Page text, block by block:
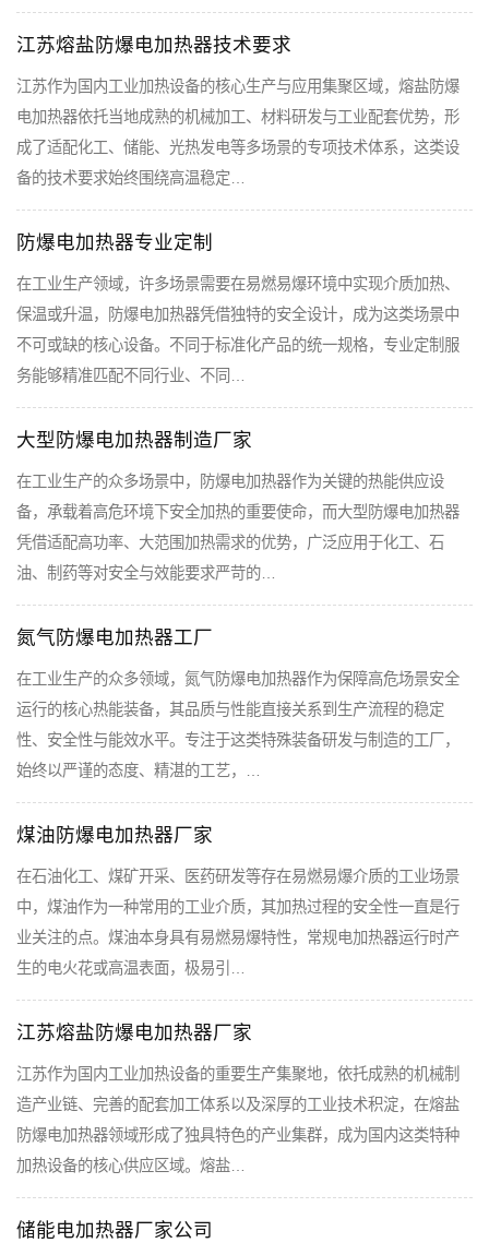
江苏熔盐防爆电加热器技术要求
江苏作为国内工业加热设备的核心生产与应用集聚区域，熔盐防爆
电加热器依托当地成熟的机械加工、材料研发与工业配套优势，形
成了适配化工、储能、光热发电等多场景的专项技术体系，这类设
备的技术要求始终围绕高温稳定…
防爆电加热器专业定制
在工业生产领域，许多场景需要在易燃易爆环境中实现介质加热、
保温或升温，防爆电加热器凭借独特的安全设计，成为这类场景中
不可或缺的核心设备。不同于标准化产品的统一规格，专业定制服
务能够精准匹配不同行业、不同…
大型防爆电加热器制造厂家
在工业生产的众多场景中，防爆电加热器作为关键的热能供应设
备，承载着高危环境下安全加热的重要使命，而大型防爆电加热器
凭借适配高功率、大范围加热需求的优势，广泛应用于化工、石
油、制药等对安全与效能要求严苛的…
氮气防爆电加热器工厂
在工业生产的众多领域，氮气防爆电加热器作为保障高危场景安全
运行的核心热能装备，其品质与性能直接关系到生产流程的稳定
性、安全性与能效水平。专注于这类特殊装备研发与制造的工厂，
始终以严谨的态度、精湛的工艺，…
煤油防爆电加热器厂家
在石油化工、煤矿开采、医药研发等存在易燃易爆介质的工业场景
中，煤油作为一种常用的工业介质，其加热过程的安全性一直是行
业关注的点。煤油本身具有易燃易爆特性，常规电加热器运行时产
生的电火花或高温表面，极易引…
江苏熔盐防爆电加热器厂家
江苏作为国内工业加热设备的重要生产集聚地，依托成熟的机械制
造产业链、完善的配套加工体系以及深厚的工业技术积淀，在熔盐
防爆电加热器领域形成了独具特色的产业集群，成为国内这类特种
加热设备的核心供应区域。熔盐…
储能电加热器厂家公司